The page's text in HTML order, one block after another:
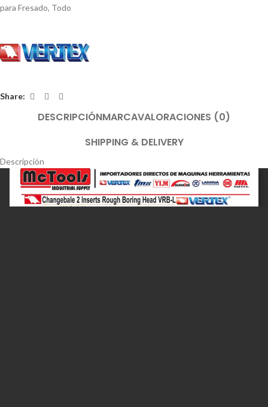
para Fresado, Todo
Share:
DESCRIPCIÓNMARCAVALORACIONES (0)
SHIPPING & DELIVERY
Descripción